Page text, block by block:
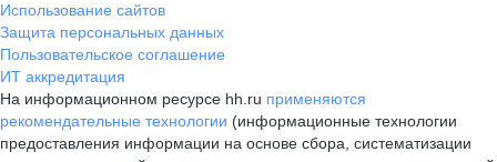
Использование сайтов
Защита персональных данных
Пользовательское соглашение
ИТ аккредитация
На информационном ресурсе hh.ru применяются
рекомендательные технологии (информационные технологии
предоставления информации на основе сбора, систематизации